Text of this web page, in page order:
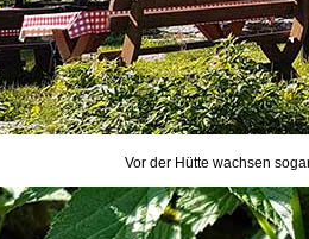
Vor der Hütte wachsen